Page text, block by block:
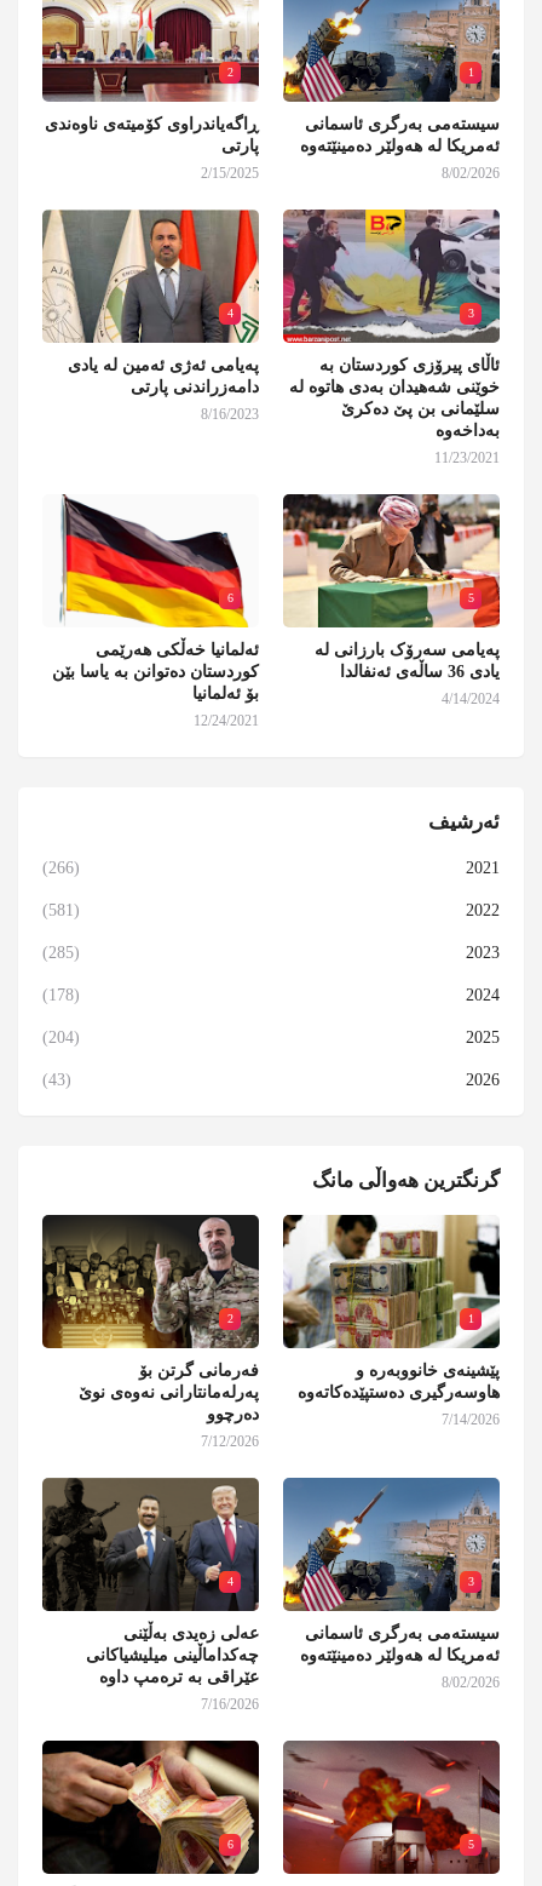
1
سیستەمی بەرگری ئاسمانی
ئەمریکا لە هەولێر دەمینێتەوە
8/02/2026
2
ڕاگەیاندراوی کۆمیتەی ناوەندی
پارتی
2/15/2025
3
ئاڵای پیرۆزی کوردستان بە
خوێنی شەهیدان بەدی هاتوە لە
سلێمانی بن پێ دەکرێ
بەداخەوە
11/23/2021
4
پەیامی ئەژی ئەمین لە یادی
دامەزراندنی پارتی
8/16/2023
5
پەیامی سەرۆک بارزانی لە
یادی 36 ساڵەی ئەنفالدا
4/14/2024
6
ئەلمانیا خەڵکی هەرێمی
کوردستان دەتوانن بە یاسا بێن
بۆ ئەلمانیا
12/24/2021
ئەرشیف
2021
(266)
2022
(581)
2023
(285)
2024
(178)
2025
(204)
2026
(43)
گرنگترین هەواڵی مانگ
1
پێشینەی خانووبەرە و
هاوسەرگیری دەستپێدەکاتەوە
7/14/2026
2
فەرمانی گرتن بۆ
پەرلەمانتارانی نەوەی نوێ
دەرچوو
7/12/2026
3
سیستەمی بەرگری ئاسمانی
ئەمریکا لە هەولێر دەمینێتەوە
8/02/2026
4
عەلی زەیدی بەڵێنی
چەکداماڵینی میلیشیاکانی
عێراقی بە ترەمپ داوە
7/16/2026
5
6